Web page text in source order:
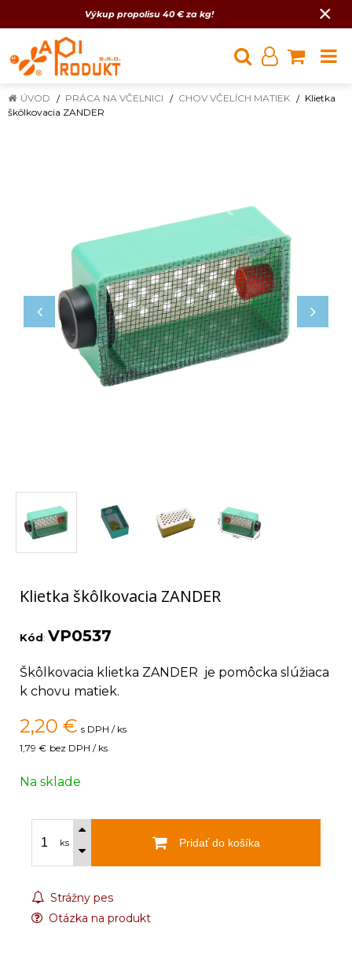
Výkup propolisu 40 € za kg! ×
ÚVOD PRÁCA NA VČELNICI CHOV VČELÍCH MATIEK
Klietka
škôlkovacia ZANDER
Klietka škôlkovacia ZANDER
Kód: VP0537
Škôlkovacia klietka ZANDER je pomôcka slúžiaca
k chovu matiek.
2,20 € s DPH / ks
1,79 € bez DPH / ks
Na sklade
ks Pridať do košíka
Strážny pes
Otázka na produkt